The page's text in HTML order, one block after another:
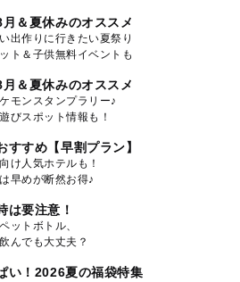
月＆夏休みのオススメ
出作りに行きたい夏祭り
ト＆子供無料イベントも
月＆夏休みのオススメ
モンスタンプラリー♪
びスポット情報も！
すすめ【早割プラン】
け人気ホテルも！
早めが断然お得♪
は要注意！
ットボトル、
んでも大丈夫？
い！2026夏の福袋特集